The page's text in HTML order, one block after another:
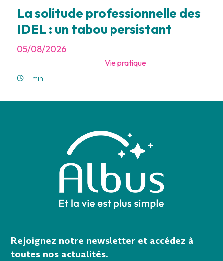
La solitude professionnelle des
IDEL : un tabou persistant
05/08/2026
- Vie pratique
11 min
Rejoignez notre newsletter et accédez à
toutes nos actualités.